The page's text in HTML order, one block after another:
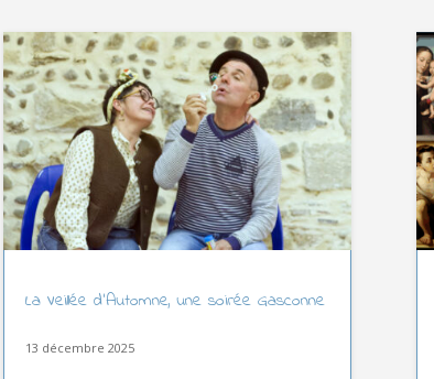
La Veillée d’Automne, une soirée Gasconne
13 décembre 2025